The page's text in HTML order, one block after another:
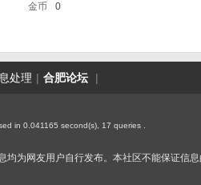
金币
0
处理 | 合肥论坛 |
in 0.041165 second(s), 17 queries .
为网友用户自行发布。本社区不能保证信